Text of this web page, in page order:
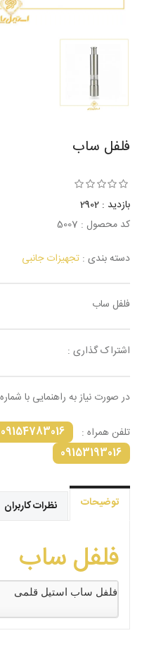
فلفل ساب
بازدید : 2902
کد محصول : 5007
دسته بندی : تجهیزات جانبی
فلفل ساب
اشتراک گذاری :
در صورت نیاز به راهنمایی با
تلفن همراه : 09154783016 _
09153193016
توضیحات نظرات کاربران
فلفل ساب
فلفل ساب استیل قلمی